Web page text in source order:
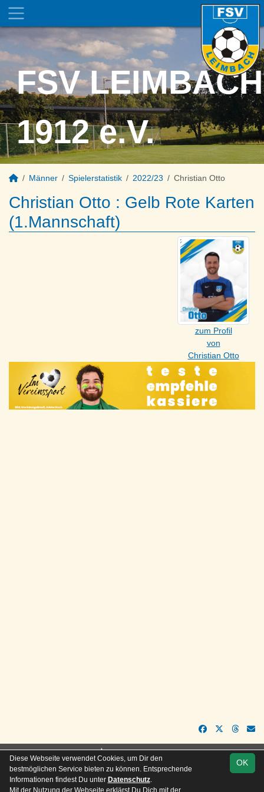
FSV LEIMBACH
1912 e.V.
Männer Spielerstatistik 2022/23 Christian Otto
Christian Otto : Gelb Rote Karten
(1.Mannschaft)
zum Profil
von
Christian Otto
soccero.de
Besucherstatistik Kontakt Impressum
OK
Diese Webseite verwendet Cookies, um Dir den
bestmöglichen Service bieten zu können. Entsprechende
Informationen findest Du unter Datenschutz.
Mit der Nutzung der Webseite erklärst Du Dich mit der